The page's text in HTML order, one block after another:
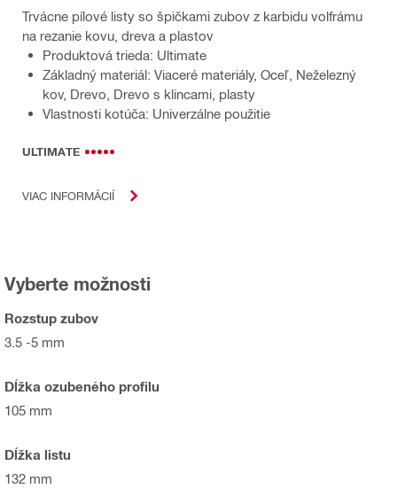
Trvácne pílové listy so špičkami zubov z karbidu volfrámu
na rezanie kovu, dreva a plastov
Produktová trieda: Ultimate
Základný materiál: Viaceré materiály, Oceľ, Neželezný
kov, Drevo, Drevo s klincami, plasty
Vlastnosti kotúča: Univerzálne použitie
ULTIMATE
VIAC INFORMÁCIÍ
Vyberte možnosti
Rozstup zubov
3.5 -5 mm
Dĺžka ozubeného profilu
105 mm
Dĺžka listu
132 mm